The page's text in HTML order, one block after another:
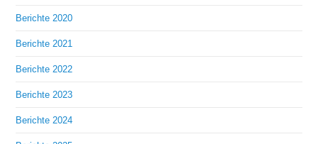
Berichte 2020
Berichte 2021
Berichte 2022
Berichte 2023
Berichte 2024